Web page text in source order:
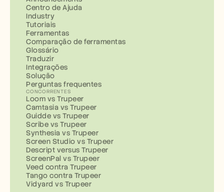
Centro de Ajuda
Industry
Tutoriais
Ferramentas
Comparação de ferramentas
Glossário
Traduzir
Integrações
Solução
Perguntas frequentes
CONCORRENTES
Loom vs Trupeer
Camtasia vs Trupeer
Guidde vs Trupeer
Scribe vs Trupeer
Synthesia vs Trupeer
Screen Studio vs Trupeer
Descript versus Trupeer
ScreenPal vs Trupeer
Veed contra Trupeer
Tango contra Trupeer
Vidyard vs Trupeer